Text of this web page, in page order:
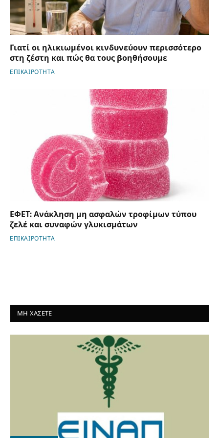
Γιατί οι ηλικιωμένοι κινδυνεύουν περισσότερο
στη ζέστη και πώς θα τους βοηθήσουμε
ΕΠΙΚΑΙΡΟΤΗΤΑ
ΕΦΕΤ: Ανάκληση μη ασφαλών τροφίμων τύπου
ζελέ και συναφών γλυκισμάτων
ΕΠΙΚΑΙΡΟΤΗΤΑ
ΜΗ ΧΑΣΕΤΕ